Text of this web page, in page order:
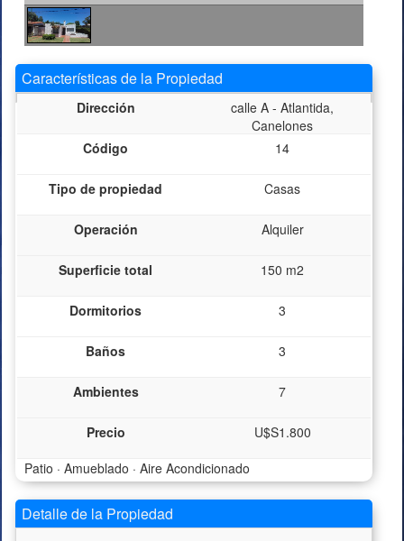
Características de la Propiedad
Dirección
calle A - Atlantida,
Canelones
Código
14
Tipo de propiedad Casas
Operación Alquiler
Superficie total 150 m2
Dormitorios 3
Baños 3
Ambientes 7
Precio
U$S1.800
Patio · Amueblado · Aire Acondicionado
Detalle de la Propiedad